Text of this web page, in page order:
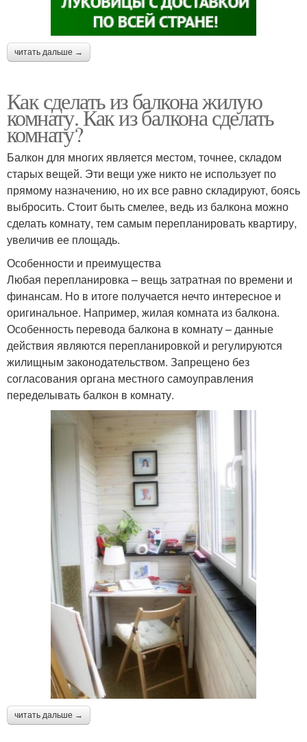
читать дальше →
Как сделать из балкона жилую
комнату. Как из балкона сделать
комнату?
Балкон для многих является местом, точнее, складом
старых вещей. Эти вещи уже никто не использует по
прямому назначению, но их все равно складируют, боясь
выбросить. Стоит быть смелее, ведь из балкона можно
сделать комнату, тем самым перепланировать квартиру,
увеличив ее площадь.
Особенности и преимущества
Любая перепланировка – вещь затратная по времени и
финансам. Но в итоге получается нечто интересное и
оригинальное. Например, жилая комната из балкона.
Особенность перевода балкона в комнату – данные
действия являются перепланировкой и регулируются
жилищным законодательством. Запрещено без
согласования органа местного самоуправления
переделывать балкон в комнату.
читать дальше →